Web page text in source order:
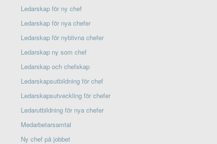
Ledarskap för ny chef
Ledarskap för nya chefer
Ledarskap för nyblivna chefer
Ledarskap ny som chef
Ledarskap och chefskap
Ledarskapsutbildning för chef
Ledarskapsutveckling för chefer
Ledarutbildning för nya chefer
Medarbetarsamtal
Ny chef på jobbet